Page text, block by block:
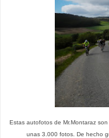
Estas autofotos de Mr.Montaraz
unas 3.000 fotos. De hecho